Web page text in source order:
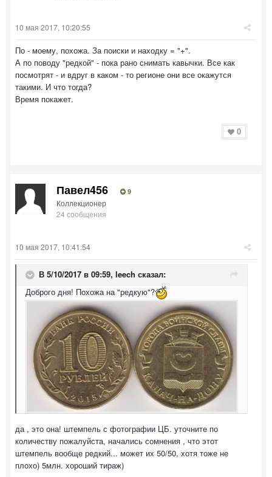
10 мая 2017, 10:20:55
По - моему, похожа. За поиски и находку = "+".
А по поводу "редкой" - пока рано снимать кавычки. Все как
посмотрят - и вдруг в каком - то регионе они все окажутся
такими. И что тогда?
Время покажет.
0
Павел456 9
Коллекционер
24 сообщения
10 мая 2017, 10:41:54
В 5/10/2017 в 09:59, leech сказал:
Доброго дня! Похожа на "редкую"?
да , это она! штемпель с фотографии ЦБ. уточните по
количеству пожалуйста, начались сомнения , что этот
штемпель вообще редкий... может их 50/50, хотя тоже не
плохо) 5млн. хороший тираж)